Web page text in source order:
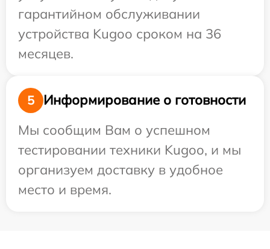
гарантийном обслуживании
устройства Kugoo сроком на 36
месяцев.
5
Информирование о готовности
Мы сообщим Вам о успешном
тестировании техники Kugoo, и мы
организуем доставку в удобное
место и время.